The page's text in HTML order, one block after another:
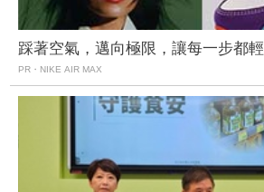
踩著空氣，邁向極限，讓每一步都
PR・NIKE AIR MAX